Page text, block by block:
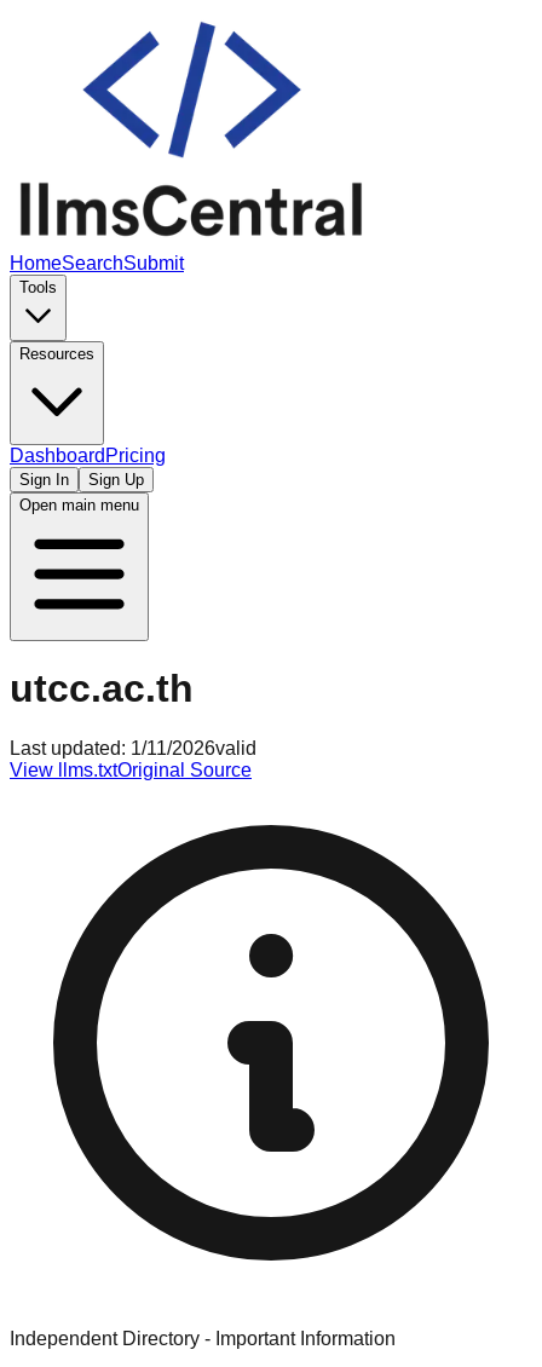
HomeSearchSubmit
Tools
Resources
Dashboard Pricing
Sign In
Sign Up
Open main menu
utcc.ac.th
Last updated: 1/11/2026valid
View llms.txtOriginal Source
Independent Directory - Important Information